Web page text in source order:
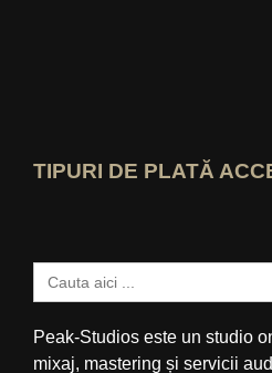
TIPURI DE PLATĂ
Caută:
Peak-Studios este un studio
mixaj, mastering și servicii